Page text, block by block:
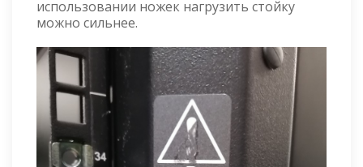
использовании ножек нагрузить стойку
можно сильнее.